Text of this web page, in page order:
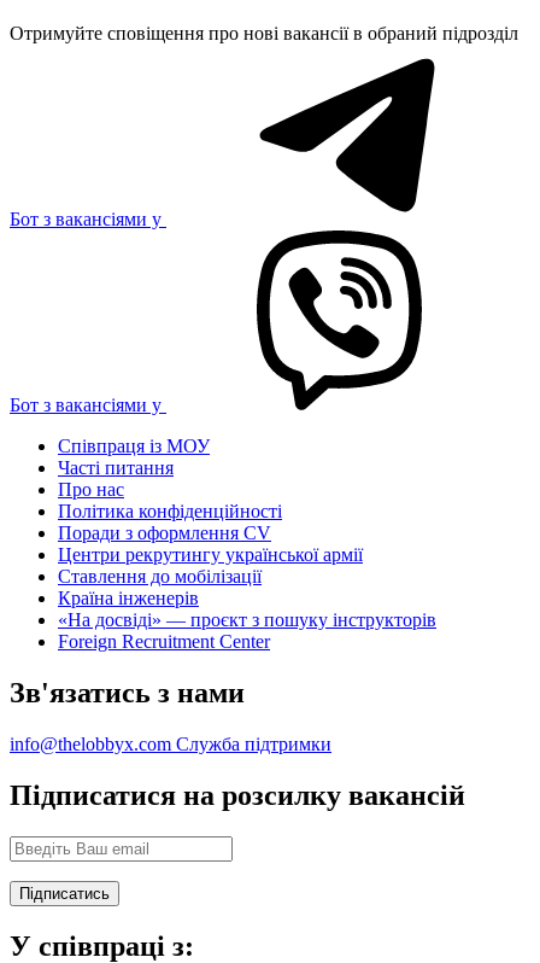
Отримуйте сповіщення про нові вакансії в обраний підрозділ
Бот з вакансіями у
Бот з вакансіями у
Співпраця із МОУ
Часті питання
Про нас
Політика конфіденційності
Поради з оформлення CV
Центри рекрутингу української армії
Ставлення до мобілізації
Країна інженерів
«На досвіді» — проєкт з пошуку інструкторів
Foreign Recruitment Center
Зв'язатись з нами
info@thelobbyx.com Служба підтримки
Підписатися на розсилку вакансій
У співпраці з: